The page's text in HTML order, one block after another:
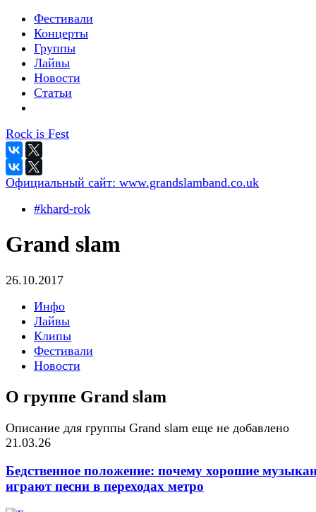
Фестивали
Концерты
Группы
Лайвы
Новости
Статьи
Rock is Fest
Официальный сайт: www.grandslamband.co.uk
#khard-rok
Grand slam
26.10.2017
Инфо
Лайвы
Клипы
Фестивали
Новости
О группе Grand slam
Описание для группы Grand slam еще не добавлено
21.03.26
Бедственное положение: почему хорошие
играют песни в переходах метро